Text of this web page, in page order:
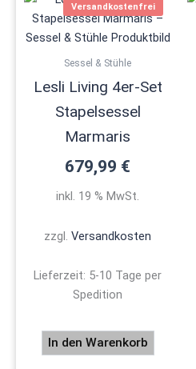
Versandkostenfrei
Sessel & Stühle
Lesli Living 4er-Set
Stapelsessel
Marmaris
679,99 €
inkl. 19 % MwSt.
zzgl. Versandkosten
Lieferzeit: 5-10 Tage per
Spedition
In den Warenkorb